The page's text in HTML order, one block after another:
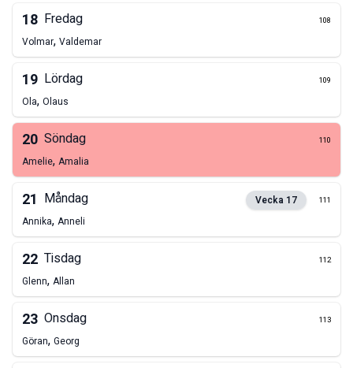
18 Fredag 108
Volmar, Valdemar
19 Lördag 109
Ola, Olaus
20 Söndag 110
Amelie, Amalia
21 Måndag Vecka 17 111
Annika, Anneli
22 Tisdag 112
Glenn, Allan
23 Onsdag 113
Göran, Georg